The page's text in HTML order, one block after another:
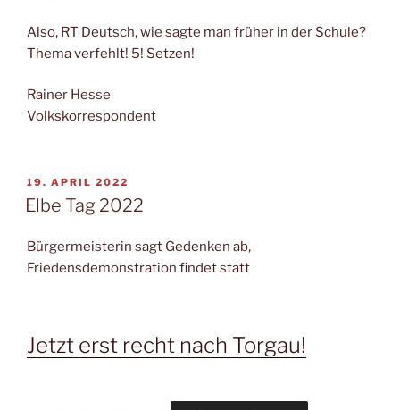
Also, RT Deutsch, wie sagte man früher in der Schule?
Thema verfehlt! 5! Setzen!
Rainer Hesse
Volkskorrespondent
19. APRIL 2022
Elbe Tag 2022
Bürgermeisterin sagt Gedenken ab,
Friedensdemonstration findet statt
Jetzt erst recht nach Torgau!